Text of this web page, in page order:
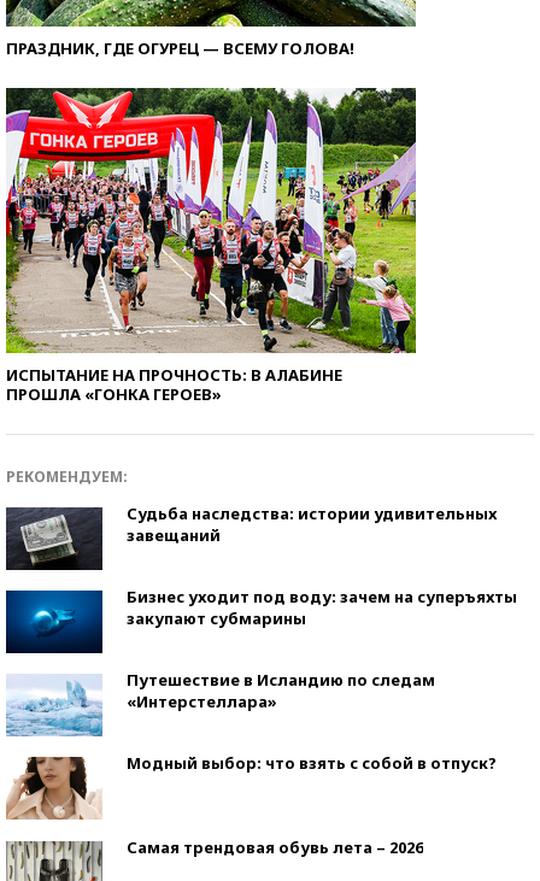
ПРАЗДНИК, ГДЕ ОГУРЕЦ — ВСЕМУ ГОЛОВА!
ИСПЫТАНИЕ НА ПРОЧНОСТЬ: В АЛАБИНЕ
ПРОШЛА «ГОНКА ГЕРОЕВ»
РЕКОМЕНДУЕМ:
Судьба наследства: истории удивительных
завещаний
Бизнес уходит под воду: зачем на суперъяхты
закупают субмарины
Путешествие в Исландию по следам
«Интерстеллара»
Модный выбор: что взять с собой в отпуск?
Самая трендовая обувь лета – 2026